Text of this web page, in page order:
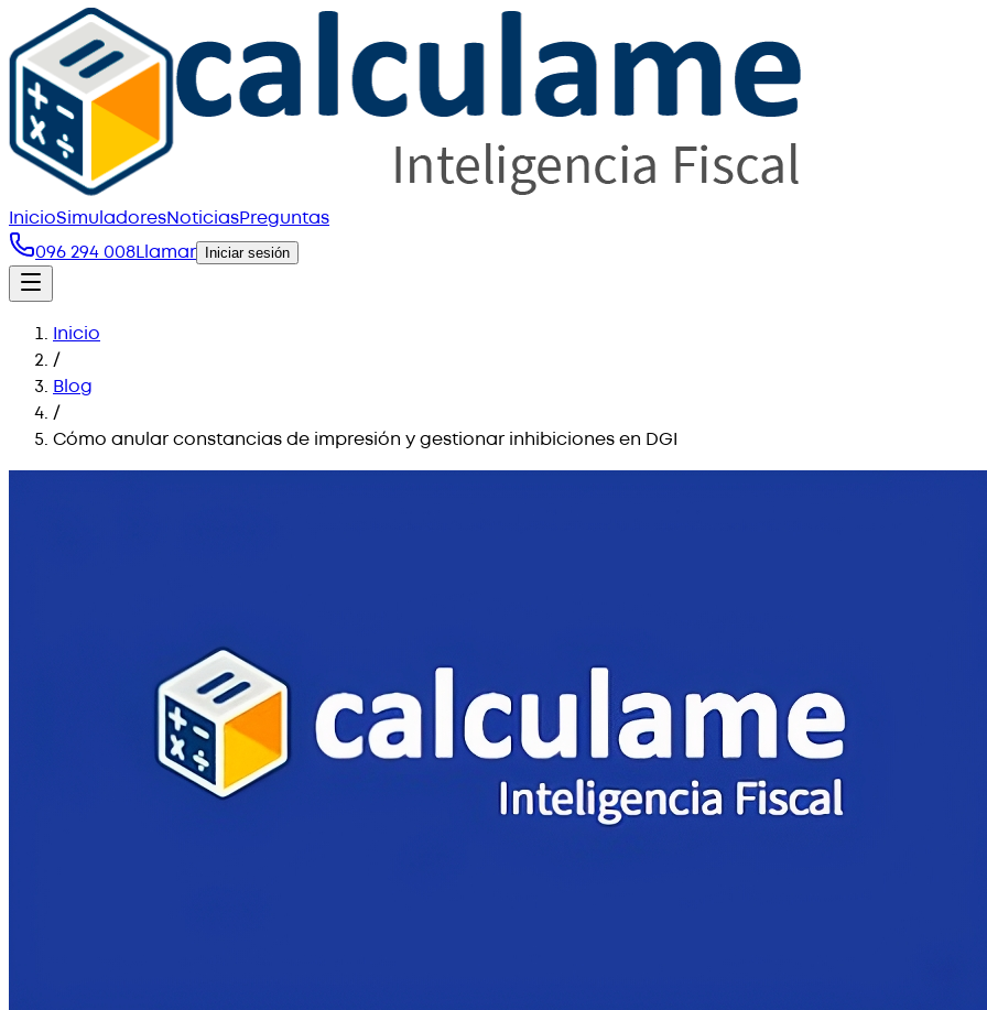
InicioSimuladoresNoticiasPreguntas
096 294 008Llamar Iniciar sesión
Inicio
/
Blog
/
Cómo anular constancias de impresión y gestionar inhibiciones en DGI